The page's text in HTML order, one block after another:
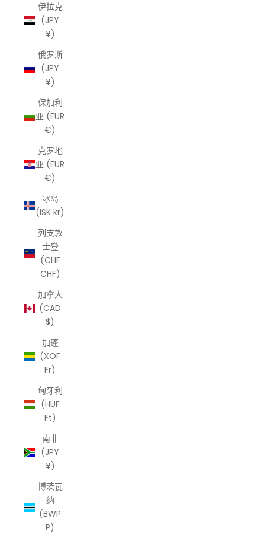
伊拉克
(JPY
¥)
俄罗斯
(JPY
¥)
保加利
亚 (EUR
€)
克罗地
亚 (EUR
€)
冰岛
(ISK kr)
列支敦
士登
(CHF
CHF)
加拿大
(CAD
$)
加蓬
(XOF
Fr)
匈牙利
(HUF
Ft)
南非
(JPY
¥)
博茨瓦
纳
(BWP
P)